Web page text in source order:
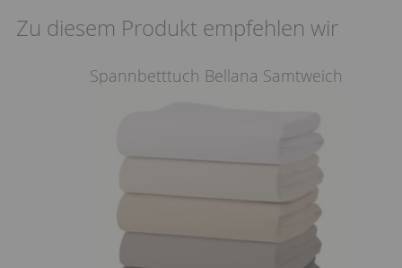
Zu diesem Produkt empfehlen wir
Spannbetttuch Bellana Samtweich